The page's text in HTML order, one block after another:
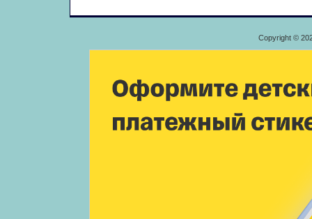
Copyright ©